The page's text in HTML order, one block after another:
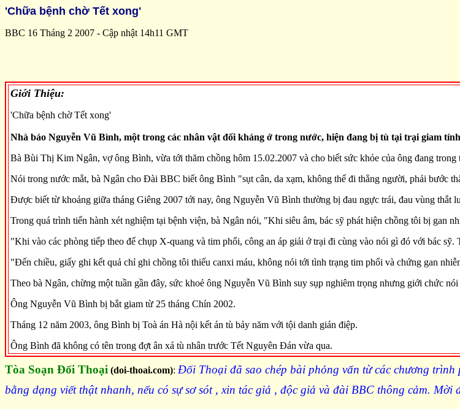
'Chữa bệnh chờ Tết xong'
BBC 16 Tháng 2 2007 - Cập nhật 14h11 GMT
Giới Thiệu:
'Chữa bệnh chờ Tết xong'
Nhà báo Nguyễn Vũ Bình, một trong các nhân vật đối kháng ở trong nước, hiện đang bị tù tại trại giam
Bà Bùi Thị Kim Ngân, vợ ông Bình, vừa tới thăm chồng hôm 15.02.2007 và cho biết sức khỏe của ông đang trong
Nói trong nước mắt, bà Ngân cho Đài BBC biết ông Bình "sụt cân, da xạm, không thể đi thẳng người, phải bước
Được biết từ khoảng giữa tháng Giêng 2007 tới nay, ông Nguyễn Vũ Bình thường bị đau ngực trái, đau vùng thắt
Trong quá trình tiến hành xét nghiệm tại bệnh viện, bà Ngân nói, "Khi siêu âm, bác sỹ phát hiện chồng tôi bị gan
"Khi vào các phòng tiếp theo để chụp X-quang và tim phổi, công an áp giải ở trại đi cùng vào nói gì đó với bác
"Đến chiều, giấy ghi kết quả chỉ ghi chồng tôi thiếu canxi máu, không nói tới tình trạng tim phổi và chứng gan
Theo bà Ngân, chừng một tuần gần đây, sức khoẻ ông Nguyễn Vũ Bình suy sụp nghiêm trọng nhưng giới chức
Ông Nguyễn Vũ Bình bị bắt giam từ 25 tháng Chín 2002.
Tháng 12 năm 2003, ông Bình bị Toà án Hà nội kết án tù bảy năm với tội danh gián điệp.
Ông Bình đã không có tên trong đợt ân xá tù nhân trước Tết Nguyên Đán vừa qua.
Tòa Soạn Đối Thoại (doi-thoai.com): Đối Thoại đã sao chép bài phỏng vấn từ các chương trình
bằng dạng viết thật nhanh, nếu có sự sơ sót , xin tác giả , độc giả và đài BBC thông cảm. Mời